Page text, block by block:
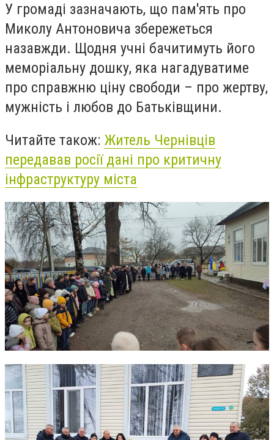
У громаді зазначають, що пам'ять про
Миколу Антоновича збережеться
назавжди. Щодня учні бачитимуть його
меморіальну дошку, яка нагадуватиме
про справжню ціну свободи – про жертву,
мужність і любов до Батьківщини.
Читайте також: Житель Чернівців
передавав росії дані про критичну
інфраструктуру міста